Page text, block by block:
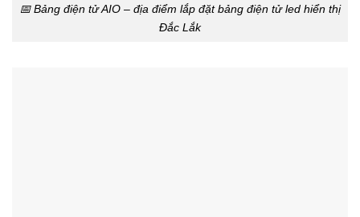
📅 Bảng điện tử AIO – địa điểm lắp đặt bảng điện tử led hiển thị
Đắc Lắk